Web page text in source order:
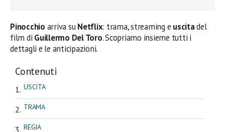
Pinocchio arriva suNetflix: trama, streaming e uscitadel
film di Guillermo Del Toro. Scopriamo insieme tutti i
dettagli e le anticipazioni.
Contenuti
USCITA
TRAMA
REGIA